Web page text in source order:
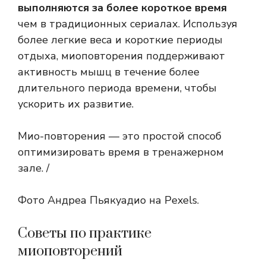
выполняются за более короткое время
чем в традиционных сериалах. Используя
более легкие веса и короткие периоды
отдыха, миоповторения поддерживают
активность мышц в течение более
длительного периода времени, чтобы
ускорить их развитие.
Мио-повторения — это простой способ
оптимизировать время в тренажерном
зале. /
Фото Андреа Пьякуадио на Pexels.
Советы по практике
миоповторений